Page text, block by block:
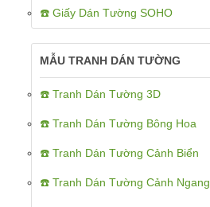
☎️ Giấy Dán Tường SOHO
MẪU TRANH DÁN TƯỜNG
☎️ Tranh Dán Tường 3D
☎️ Tranh Dán Tường Bông Hoa
☎️ Tranh Dán Tường Cảnh Biển
☎️ Tranh Dán Tường Cảnh Ngang